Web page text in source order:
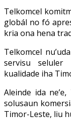
Telkomcel
globál no fó
kria ona hena
Telkomcel
servisu
kualidade iha
Aleinde ida
solusaun
Timor-Leste, liu